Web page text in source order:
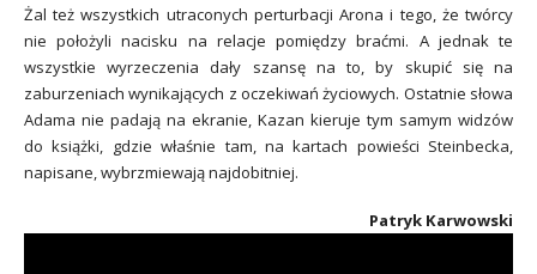
Żal też wszystkich utraconych perturbacji Arona i tego, że twórcy
nie położyli nacisku na relacje pomiędzy braćmi. A jednak te
wszystkie wyrzeczenia dały szansę na to, by skupić się na
zaburzeniach wynikających z oczekiwań życiowych. Ostatnie słowa
Adama nie padają na ekranie, Kazan kieruje tym samym widzów
do książki, gdzie właśnie tam, na kartach powieści Steinbecka,
napisane, wybrzmiewają najdobitniej.
Patryk Karwowski